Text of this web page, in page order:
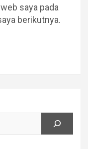
saya pada
berikutnya.